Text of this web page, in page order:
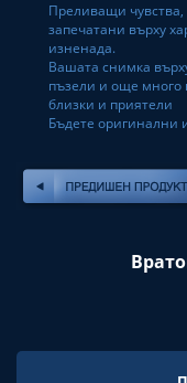
Преливащи
запечатани върху
изненада.
Вашата снимка
пъзели и още много
близки и приятели
Бъдете оригинални